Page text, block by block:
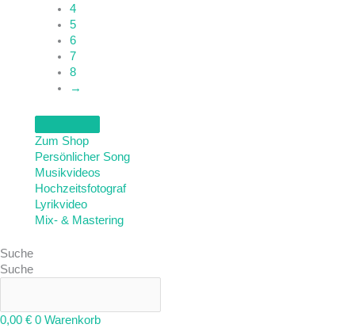
4
5
6
7
8
→
Zum Shop
Persönlicher Song
Musikvideos
Hochzeitsfotograf
Lyrikvideo
Mix- & Mastering
Suche
Suche
0,00 € 0 Warenkorb